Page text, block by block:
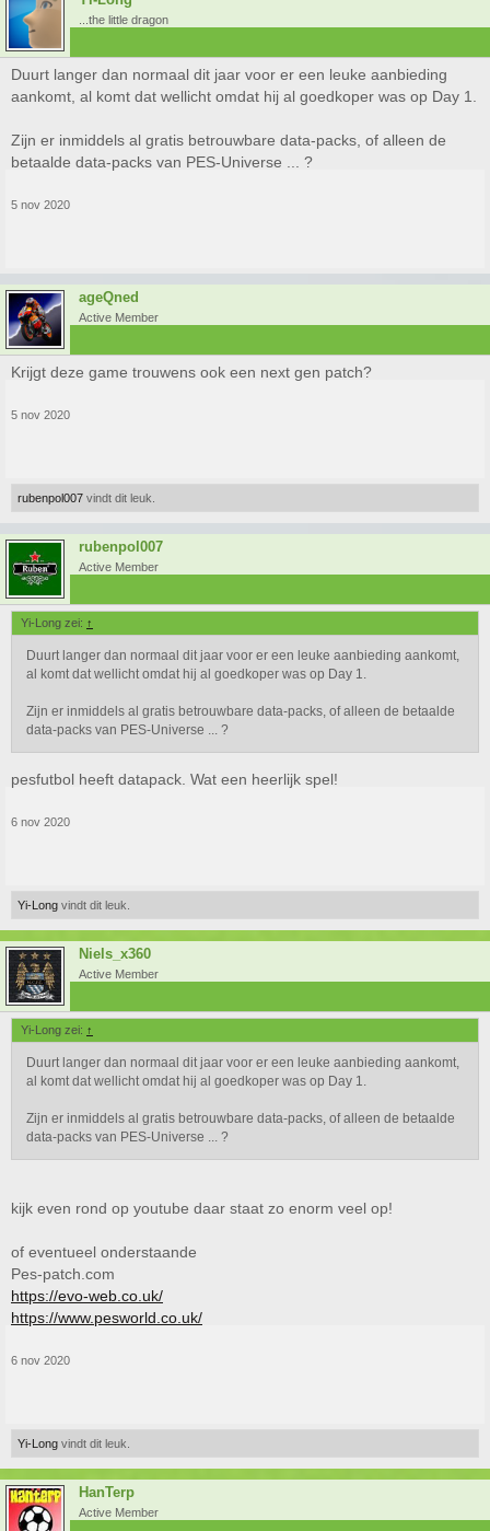
...the little dragon
Duurt langer dan normaal dit jaar voor er een leuke aanbieding
aankomt, al komt dat wellicht omdat hij al goedkoper was op Day 1.
Zijn er inmiddels al gratis betrouwbare data-packs, of alleen de
betaalde data-packs van PES-Universe ... ?
5 nov 2020
ageQned
Active Member
Krijgt deze game trouwens ook een next gen patch?
5 nov 2020
rubenpol007 vindt dit leuk.
rubenpol007
Active Member
Yi-Long zei: ↑
Duurt langer dan normaal dit jaar voor er een leuke aanbieding aankomt,
al komt dat wellicht omdat hij al goedkoper was op Day 1.
Zijn er inmiddels al gratis betrouwbare data-packs, of alleen de betaalde
data-packs van PES-Universe ... ?
pesfutbol heeft datapack. Wat een heerlijk spel!
6 nov 2020
Yi-Long vindt dit leuk.
Niels_x360
Active Member
Yi-Long zei: ↑
Duurt langer dan normaal dit jaar voor er een leuke aanbieding aankomt,
al komt dat wellicht omdat hij al goedkoper was op Day 1.
Zijn er inmiddels al gratis betrouwbare data-packs, of alleen de betaalde
data-packs van PES-Universe ... ?
kijk even rond op youtube daar staat zo enorm veel op!
of eventueel onderstaande
Pes-patch.com
https://evo-web.co.uk/
https://www.pesworld.co.uk/
6 nov 2020
Yi-Long vindt dit leuk.
HanTerp
Active Member